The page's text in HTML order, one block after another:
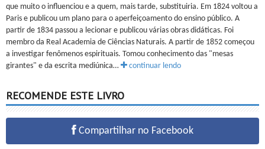
que muito o influenciou e a quem, mais tarde, substituiria. Em 1824 voltou a
Paris e publicou um plano para o aperfeiçoamento do ensino público. A
partir de 1834 passou a lecionar e publicou várias obras didáticas. Foi
membro da Real Academia de Ciências Naturais. A partir de 1852 começou
a investigar fenômenos espirituais. Tomou conhecimento das "mesas
girantes" e da escrita mediúnica…
continuar lendo
RECOMENDE ESTE LIVRO
Compartilhar no Facebook